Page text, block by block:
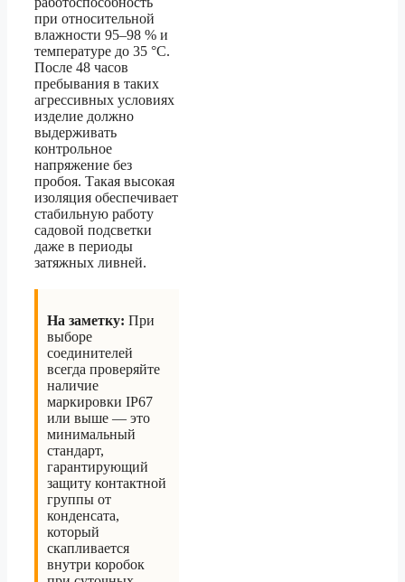
при относительной
влажности 95–98 % и
температуре до 35 °C.
После 48 часов
пребывания в таких
агрессивных условиях
изделие должно
выдерживать
контрольное
напряжение без
пробоя. Такая высокая
изоляция обеспечивает
стабильную работу
садовой подсветки
даже в периоды
затяжных ливней.
На заметку: При
выборе
соединителей
всегда проверяйте
наличие
маркировки IP67
или выше — это
минимальный
стандарт,
гарантирующий
защиту контактной
группы от
конденсата,
который
скапливается
внутри коробок